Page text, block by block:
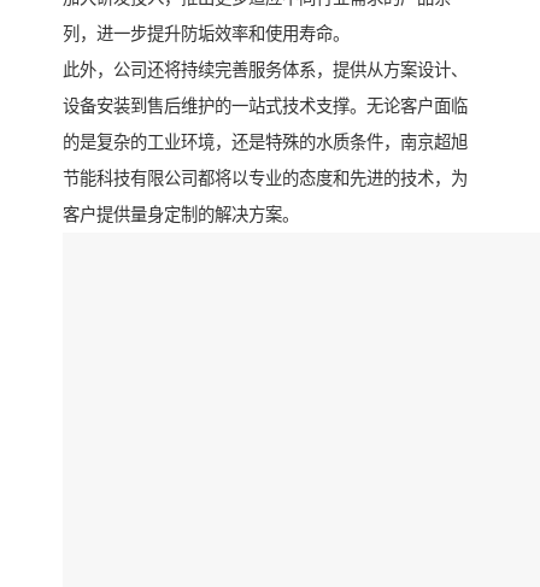
列，进一步提升防垢效率和使用寿命。
此外，公司还将持续完善服务体系，提供从方案设计、
设备安装到售后维护的一站式技术支撑。无论客户面临
的是复杂的工业环境，还是特殊的水质条件，南京超旭
节能科技有限公司都将以专业的态度和先进的技术，为
客户提供量身定制的解决方案。